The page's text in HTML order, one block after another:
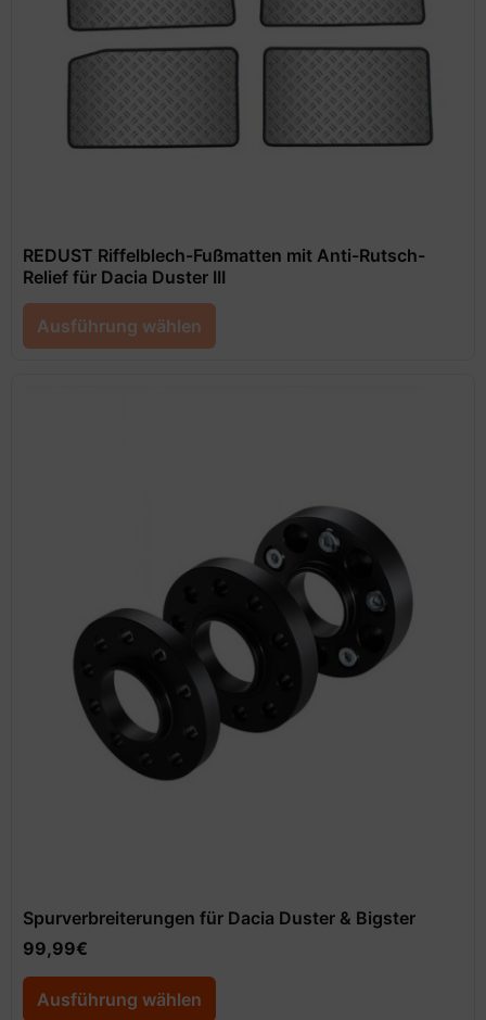
REDUST Riffelblech-Fußmatten mit Anti-Rutsch-
Relief für Dacia Duster III
Ausführung wählen
Spurverbreiterungen für Dacia Duster & Bigster
99,99€
Ausführung wählen